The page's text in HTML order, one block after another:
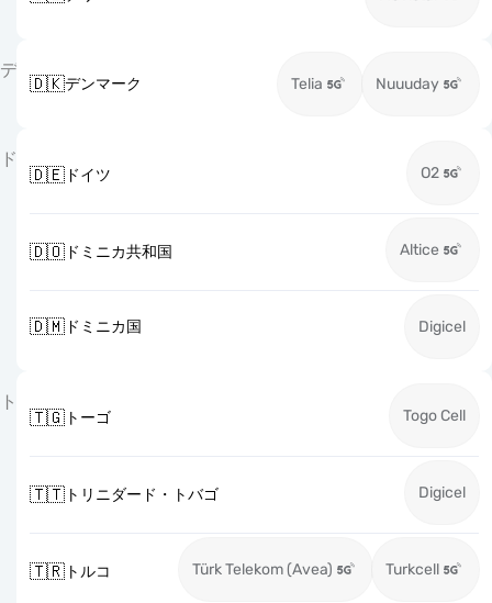
デ
🇩🇰デンマーク Telia Nuuuday
ド
🇩🇪ドイツ O2
🇩🇴ドミニカ共和国 Altice
🇩🇲ドミニカ国 Digicel
ト
🇹🇬トーゴ Togo Cell
🇹🇹トリニダード・トバゴ Digicel
🇹🇷トルコ Türk Telekom (Avea) Turkcell